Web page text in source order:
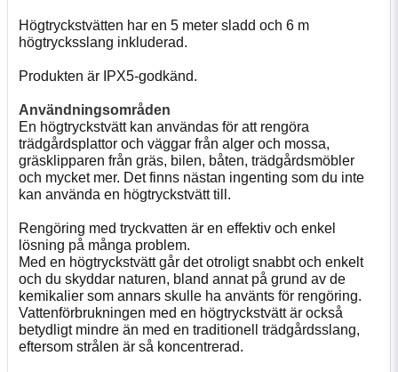
Högtryckstvätten har en 5 meter sladd och 6 m
högtrycksslang inkluderad.
Produkten är IPX5-godkänd.
Användningsområden
En högtryckstvätt kan användas för att rengöra
trädgårdsplattor och väggar från alger och mossa,
gräsklipparen från gräs, bilen, båten, trädgårdsmöbler
och mycket mer. Det finns nästan ingenting som du inte
kan använda en högtryckstvätt till.
Rengöring med tryckvatten är en effektiv och enkel
lösning på många problem.
Med en högtryckstvätt går det otroligt snabbt och enkelt
och du skyddar naturen, bland annat på grund av de
kemikalier som annars skulle ha använts för rengöring.
Vattenförbrukningen med en högtryckstvätt är också
betydligt mindre än med en traditionell trädgårdsslang,
eftersom strålen är så koncentrerad.